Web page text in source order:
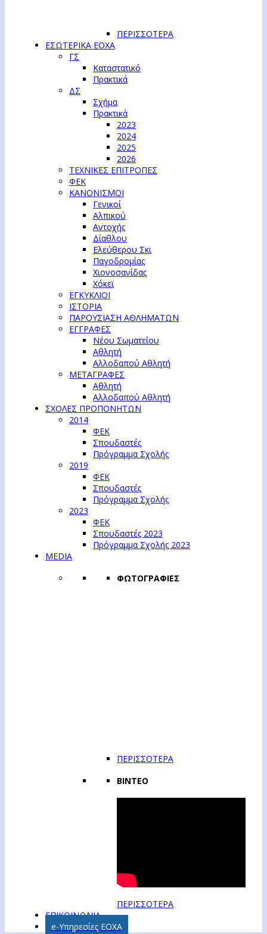
ΠΕΡΙΣΣΟΤΕΡΑ
ΕΣΩΤΕΡΙΚΑ ΕΟΧΑ
ΓΣ
Καταστατικό
Πρακτικά
ΔΣ
Σχήμα
Πρακτικά
2023
2024
2025
2026
ΤΕΧΝΙΚΕΣ ΕΠΙΤΡΟΠΕΣ
ΦΕΚ
ΚΑΝΟΝΙΣΜΟΙ
Γενικοί
Αλπικού
Αντοχής
Δίαθλου
Ελεύθερου Σκι
Παγοδρομίας
Χιονοσανίδας
Χόκεϊ
ΕΓΚΥΚΛΙΟΙ
ΙΣΤΟΡΙΑ
ΠΑΡΟΥΣΙΑΣΗ ΑΘΛΗΜΑΤΩΝ
ΕΓΓΡΑΦΕΣ
Νέου Σωματείου
Αθλητή
Αλλοδαπού Αθλητή
ΜΕΤΑΓΡΑΦΕΣ
Αθλητή
Αλλοδαπού Αθλητή
ΣΧΟΛΕΣ ΠΡΟΠΟΝΗΤΩΝ
2014
ΦΕΚ
Σπουδαστές
Πρόγραμμα Σχολής
2019
ΦΕΚ
Σπουδαστές
Πρόγραμμα Σχολής
2023
ΦΕΚ
Σπουδαστές 2023
Πρόγραμμα Σχολής 2023
MEDIA
ΦΩΤΟΓΡΑΦΙΕΣ
ΠΕΡΙΣΣΟΤΕΡΑ
ΒΙΝΤΕΟ
ΠΕΡΙΣΣΟΤΕΡΑ
ΕΠΙΚΟΙΝΩΝΙΑ
e-Υπηρεσίες ΕΟΧΑ